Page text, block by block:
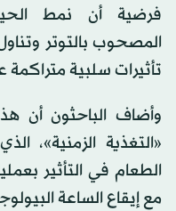
فرضية أن نمط
المصحوب بالتوتر
تأثيرات سلبية
وأضاف الباحثون أن
«التغذية الزمنية»،
الطعام في التأثير
مع إيقاع الساعة